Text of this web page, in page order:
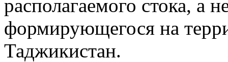
располагаемого стока, а
формирующегося на
Таджикистан.